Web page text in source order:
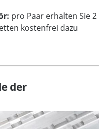
pro Paar erhalten Sie 2
kostenfrei dazu
der